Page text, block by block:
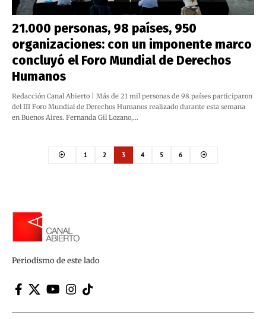
21.000 personas, 98 países, 950
organizaciones: con un imponente marco
concluyó el Foro Mundial de Derechos
Humanos
Redacción Canal Abierto | Más de 21 mil personas de 98 países participaron
del III Foro Mundial de Derechos Humanos realizado durante esta semana
en Buenos Aires. Fernanda Gil Lozano,…
1 2 3 4 5 6
Periodismo de este lado